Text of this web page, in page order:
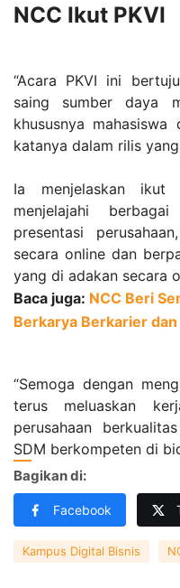
NCC Ikut PKVI
“Acara PKVI ini
saing sumber daya
khususnya mahasiswa
katanya dalam rilis
Ia menjelaskan ikut
menjelajahi
presentasi
secara online dan
yang di adakan secara
Baca juga: NCC Beri
Berkarya Berkarier
“Semoga dengan
terus meluaskan
perusahaan
SDM berkompeten di
Bagikan di:
Facebook
Kampus Digital Bisnis